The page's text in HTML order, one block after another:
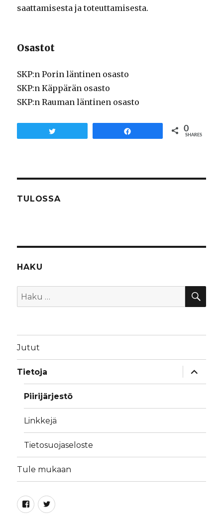
saattamisesta ja toteuttamisesta.
Osastot
SKP:n Porin läntinen osasto
SKP:n Käppärän osasto
SKP:n Rauman läntinen osasto
0
SHARES
TULOSSA
HAKU
Etsi:
Jutut
Tietoja
näytä
Piirijärjestö
Linkkejä
Tietosuojaseloste
Tule mukaan
FacebookTwitter